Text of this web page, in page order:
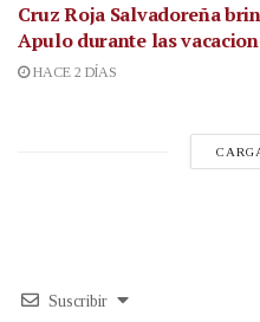
Cruz Roja Salvadoreña
Apulo durante las
HACE 2 DÍAS
Suscribir